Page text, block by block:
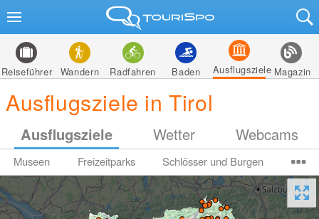
Reiseführer Wandern Radfahren Baden Ausflugsziele Magazin
Ausflugsziele in Tirol
Ausflugsziele Wetter Webcams
Museen Freizeitparks Schlösser und Burgen